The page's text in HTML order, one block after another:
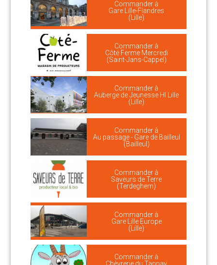
Commander à
Gare Lille-Flandres
(Lille)
Commander à
Côté Ferme Mercredi
(Saint-Jans-Cappel)
Commander à
Auberge de Jeunesse HI Lille
(Lille)
Commander à
Au passage - Gare de Bailleul
(Bailleul)
Commander à
Saveurs de Terre
(Terdeghem)
Commander à
Gare Lille Europe
(Lille)
Commander à